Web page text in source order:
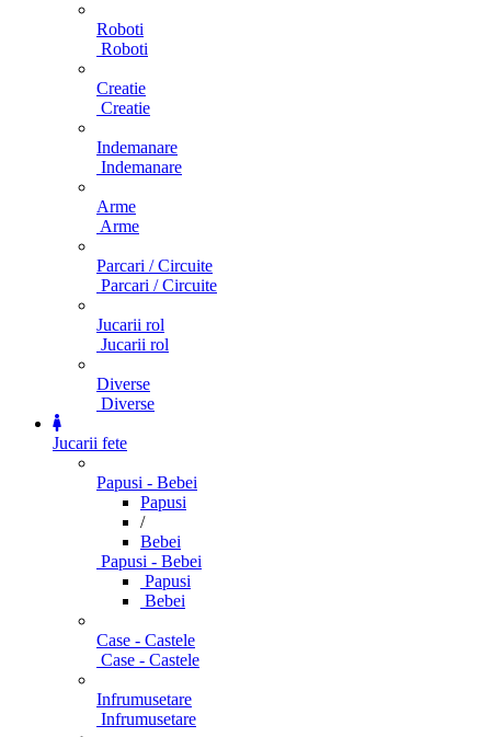
Roboti
Roboti
Creatie
Creatie
Indemanare
Indemanare
Arme
Arme
Parcari / Circuite
Parcari / Circuite
Jucarii rol
Jucarii rol
Diverse
Diverse
Jucarii fete
Papusi - Bebei
Papusi
/
Bebei
Papusi - Bebei
Papusi
Bebei
Case - Castele
Case - Castele
Infrumusetare
Infrumusetare